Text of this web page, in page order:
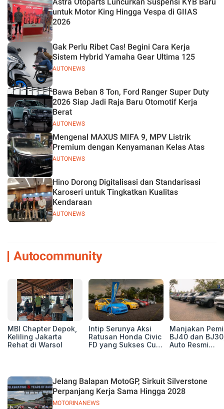
untuk Motor King Hingga Vespa di GIIAS
2026
AUTONEWS
Gak Perlu Ribet Cas! Begini Cara Kerja
Sistem Hybrid Yamaha Gear Ultima 125
AUTONEWS
Bawa Beban 8 Ton, Ford Ranger Super Duty
2026 Siap Jadi Raja Baru Otomotif Kerja
Berat
AUTONEWS
Mengenal MAXUS MIFA 9, MPV Listrik
Premium dengan Kenyamanan Kelas Atas
AUTONEWS
Hino Dorong Digitalisasi dan Standarisasi
Karoseri untuk Tingkatkan Kualitas
Kendaraan
Autocommunity
MBI Chapter Depok,
Keliling Jakarta
Rehat di Warsol
Intip Serunya Aksi
Ratusan Honda Civic
FD yang Sukses Curi
Manjakan
BJ40 dan
Auto Resmi
MOTORINANEWS
Jelang Balapan MotoGP, Sirkuit Silverstone
Perpanjang Kerja Sama Hingga 2028